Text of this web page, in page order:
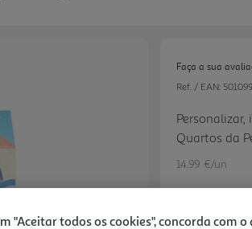
Faça a sua
Ref. / EAN:
Quartos da
figura em
podem ser
14.99 €/un
"Aceitar todos os cookies", concorda com